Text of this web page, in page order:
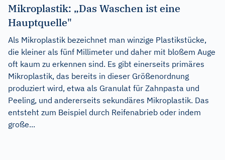
Mikroplastik: „Das Waschen ist eine
Hauptquelle"
Als Mikroplastik bezeichnet man winzige Plastikstücke,
die kleiner als fünf Millimeter und daher mit bloßem Auge
oft kaum zu erkennen sind. Es gibt einerseits primäres
Mikroplastik, das bereits in dieser Größenordnung
produziert wird, etwa als Granulat für Zahnpasta und
Peeling, und andererseits sekundäres Mikroplastik. Das
entsteht zum Beispiel durch Reifenabrieb oder indem
große...